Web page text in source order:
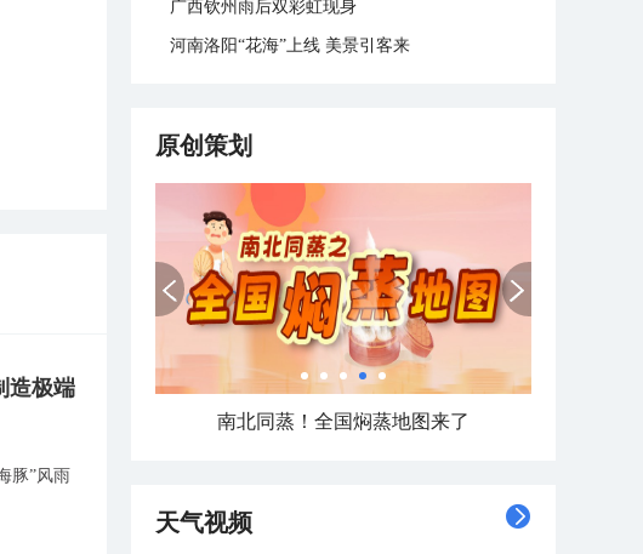
造极端
豚”风雨
广西钦州雨后双彩虹现身
河南洛阳“花海”上线 美景引客来
原创策划
南北同蒸！全国焖蒸地图来了
天气视频